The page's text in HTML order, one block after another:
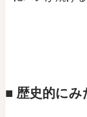
■ 歴史的にみ